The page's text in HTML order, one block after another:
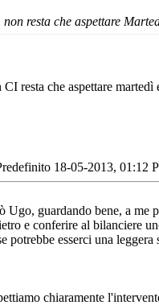
non resta che aspettare
CI resta che aspettare
18-05-2013, 01:12
Ugo, guardando bene, a me
e conferire al bilanciere
potrebbe esserci una leggera
chiaramente